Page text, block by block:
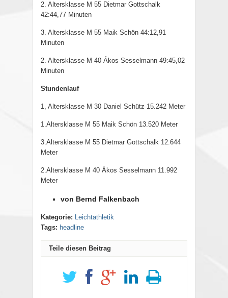
2. Altersklasse M 55 Dietmar Gottschalk
42:44,77 Minuten
3. Altersklasse M 55 Maik Schön 44:12,91
Minuten
2. Altersklasse M 40 Ákos Sesselmann 49:45,02
Minuten
Stundenlauf
1, Altersklasse M 30 Daniel Schütz 15.242 Meter
1.Altersklasse M 55 Maik Schön 13.520 Meter
3.Altersklasse M 55 Dietmar Gottschalk 12.644
Meter
2.Altersklasse M 40 Ákos Sesselmann 11.992
Meter
von Bernd Falkenbach
Kategorie: Leichtathletik
Tags: headline
Teile diesen Beitrag